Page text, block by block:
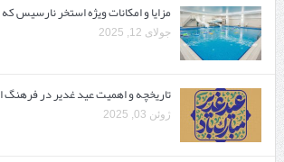
مزایا و امکانات ویژه استخر نارسیس
جولای 12, 2025
تاریخچه و اهمیت عید غدیر در فرهنگ
ژوئن 03, 2025